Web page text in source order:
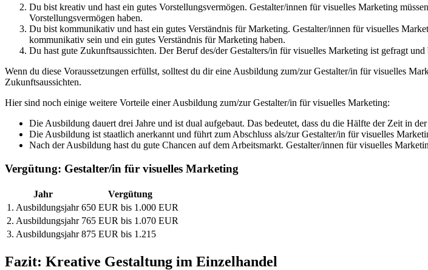
Du bist kreativ und hast ein gutes Vorstellungsvermögen. Gestalter/innen für visuelles Marketing
Vorstellungsvermögen haben.
Du bist kommunikativ und hast ein gutes Verständnis für Marketing. Gestalter/innen für visuelles
kommunikativ sein und ein gutes Verständnis für Marketing haben.
Du hast gute Zukunftsaussichten. Der Beruf des/der Gestalters/in für visuelles Marketing ist gefragt
Wenn du diese Voraussetzungen erfüllst, solltest du dir eine Ausbildung zum/zur Gestalter/in für visuelles
Zukunftsaussichten.
Hier sind noch einige weitere Vorteile einer Ausbildung zum/zur Gestalter/in für visuelles Marketing:
Die Ausbildung dauert drei Jahre und ist dual aufgebaut. Das bedeutet, dass du die Hälfte der Zeit in
Die Ausbildung ist staatlich anerkannt und führt zum Abschluss als/zur Gestalter/in für visuelles
Nach der Ausbildung hast du gute Chancen auf dem Arbeitsmarkt. Gestalter/innen für visuelles
Vergütung: Gestalter/in für visuelles Marketing
Jahr
Vergütung
1. Ausbildungsjahr 650 EUR bis 1.000 EUR
2. Ausbildungsjahr 765 EUR bis 1.070 EUR
3. Ausbildungsjahr 875 EUR bis 1.215
Fazit: Kreative Gestaltung im Einzelhandel